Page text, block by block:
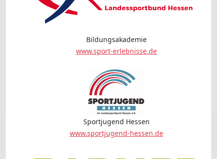
Bildungsakademie
www.sport-erlebnisse.de
Sportjugend Hessen
www.sportjugend-hessen.de